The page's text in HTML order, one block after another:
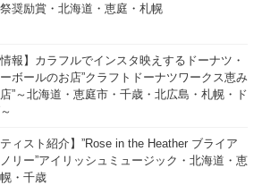
奨励賞・北海道・恵庭・札幌
情報】カラフルでインスタ映えするドーナツ・
ボールのお店”クラフトドーナツワークス恵み
”～北海道・恵庭市・千歳・北広島・札幌・ド
ティスト紹介】”Rose in the Heather ブライア
リー”アイリッシュミュージック・北海道・恵
・千歳